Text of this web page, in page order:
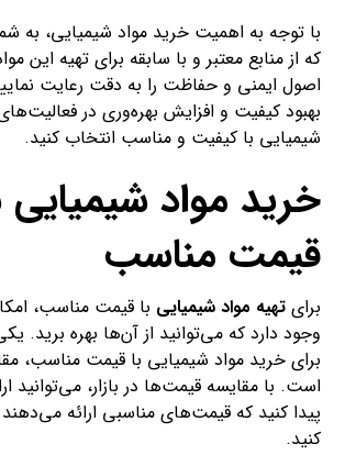
با توجه به اهمیت خرید مواد شیمیایی، به
که از منابع معتبر و با سابقه برای تهیه این
اصول ایمنی و حفاظت را به دقت رعایت
بهبود کیفیت و افزایش بهره‌وری در
شیمیایی با کیفیت و مناسب انتخاب کنید.
خرید مواد شیمیایی
قیمت مناسب
برایتهیه مواد شیمیایی با قیمت مناسب،
وجود دارد که می‌توانید از آن‌ها بهره برید.
برای خرید مواد شیمیایی با قیمت مناسب،
است. با مقایسه قیمت‌ها در بازار، می‌توانید
پیدا کنید که قیمت‌های مناسبی ارائه
کنید.